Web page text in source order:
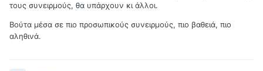
τους συνειρμούς, θα υπάρχουν κι άλλοι.
Βούτα μέσα σε πιο προσωπικούς συνειρμούς, πιο βαθειά, πιο
αληθινά.